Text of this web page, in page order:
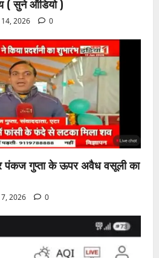
( सुने ऑडियो )
14, 2026 0
पंकज गुप्ता के ऊपर अवैध वसूली का
7, 2026 0